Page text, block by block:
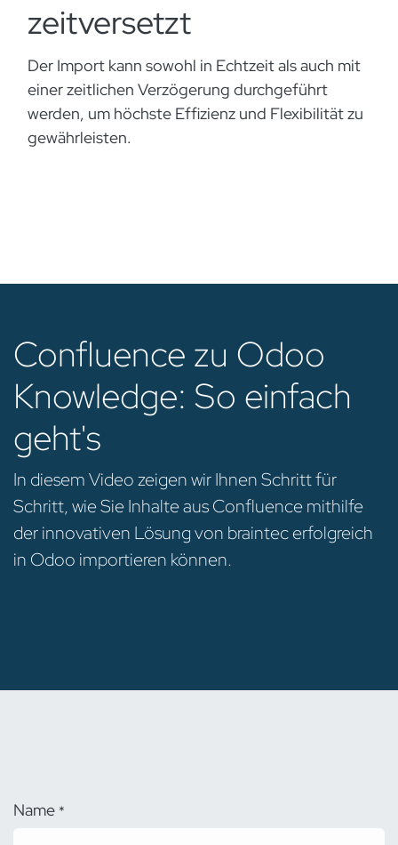
zeitversetzt
Der Import kann sowohl in Echtzeit als auch mit
einer zeitlichen Verzögerung durchgeführt
werden, um höchste Effizienz und Flexibilität zu
gewährleisten.
Confluence zu Odoo
Knowledge: So einfach
geht's
In diesem Video zeigen wir Ihnen Schritt für
Schritt, wie Sie Inhalte aus Confluence mithilfe
der innovativen Lösung von braintec erfolgreich
in Odoo importieren können.
Name *